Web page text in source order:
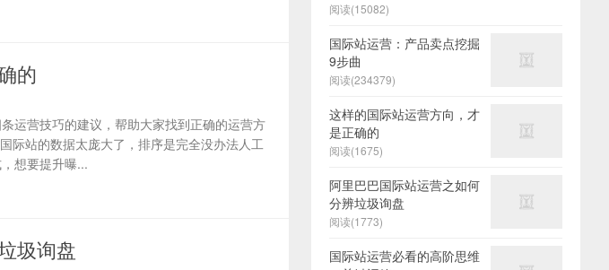
的
运营技巧的建议，帮助大家找到正确的运营方
际站的数据太庞大了，排序是完全没办法人工
想要提升曝...
圾询盘
阅读(15082)
国际站运营：产品卖点挖掘
9步曲
阅读(234379)
这样的国际站运营方向，才
是正确的
阅读(1675)
阿里巴巴国际站运营之如何
分辨垃圾询盘
阅读(1773)
国际站运营必看的高阶思维